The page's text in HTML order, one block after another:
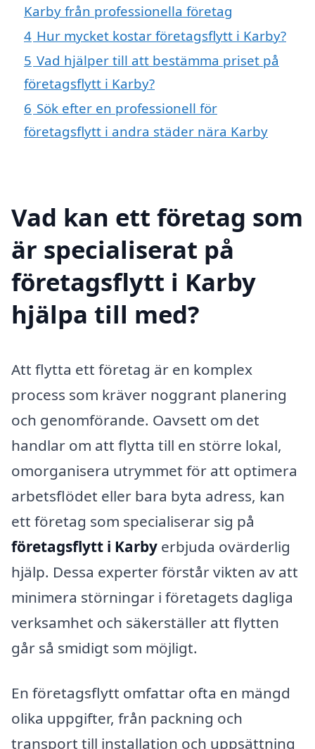
Karby från professionella företag
4 Hur mycket kostar företagsflytt i Karby?
5 Vad hjälper till att bestämma priset på
företagsflytt i Karby?
6 Sök efter en professionell för
företagsflytt i andra städer nära Karby
Vad kan ett företag som
är specialiserat på
företagsflytt i Karby
hjälpa till med?
Att flytta ett företag är en komplex
process som kräver noggrant planering
och genomförande. Oavsett om det
handlar om att flytta till en större lokal,
omorganisera utrymmet för att optimera
arbetsflödet eller bara byta adress, kan
ett företag som specialiserar sig på
företagsflytt i Karby erbjuda ovärderlig
hjälp. Dessa experter förstår vikten av att
minimera störningar i företagets dagliga
verksamhet och säkerställer att flytten
går så smidigt som möjligt.
En företagsflytt omfattar ofta en mängd
olika uppgifter, från packning och
transport till installation och uppsättning